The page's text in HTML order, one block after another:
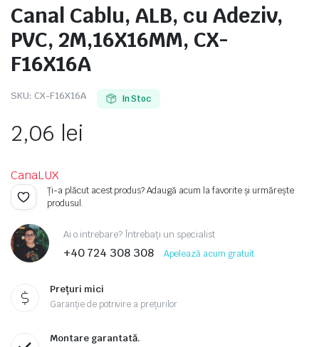
Canal Cablu, ALB, cu Adeziv,
PVC, 2M,16X16MM, CX-
F16X16A
SKU: CX-F16X16A In Stoc
2,06 lei
CanaLUX
Ți-a plăcut acest produs? Adaugă acum la favorite și urmărește
produsul.
Ai o intrebare? Întrebați un specialist
+40 724 308 308 Apelează acum gratuit
Prețuri mici
Garanție de potrivire a prețurilor
Montare garantată.